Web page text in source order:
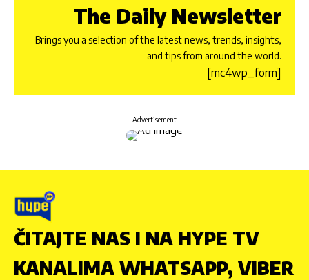
The Daily Newsletter
Brings you a selection of the latest news, trends, insights,
and tips from around the world.
[mc4wp_form]
- Advertisement -
ČITAJTE NAS I NA HYPE TV
KANALIMA WHATSAPP, VIBER